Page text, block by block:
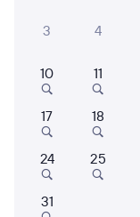
Куда
Когда
Кто едет
3 4
10 11
17 18
24 25
31